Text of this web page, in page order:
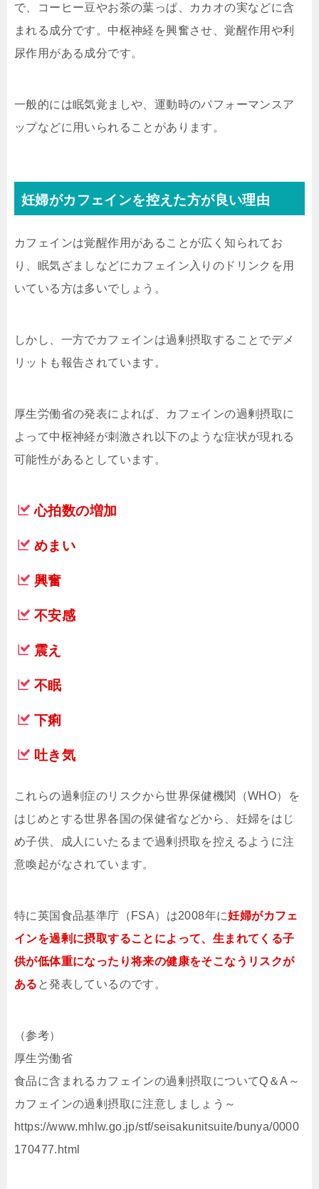
で、コーヒー豆やお茶の葉っぱ、カカオの実などに含
まれる成分です。中枢神経を興奮させ、覚醒作用や利
尿作用がある成分です。
一般的には眠気覚ましや、運動時のパフォーマンスア
ップなどに用いられることがあります。
妊婦がカフェインを控えた方が良い理由
カフェインは覚醒作用があることが広く知られてお
り、眠気ざましなどにカフェイン入りのドリンクを用
いている方は多いでしょう。
しかし、一方でカフェインは過剰摂取することでデメ
リットも報告されています。
厚生労働省の発表によれば、カフェインの過剰摂取に
よって中枢神経が刺激され以下のような症状が現れる
可能性があるとしています。
心拍数の増加
めまい
興奮
不安感
震え
不眠
下痢
吐き気
これらの過剰症のリスクから世界保健機関（WHO）を
はじめとする世界各国の保健省などから、妊婦をはじ
め子供、成人にいたるまで過剰摂取を控えるように注
意喚起がなされています。
特に英国食品基準庁（FSA）は2008年に妊婦がカフェ
インを過剰に摂取することによって、生まれてくる子
供が低体重になったり将来の健康をそこなうリスクが
ある と発表しているのです。
（参考）
厚生労働省
食品に含まれるカフェインの過剰摂取についてQ＆A～
カフェインの過剰摂取に注意しましょう～
https://www.mhlw.go.jp/stf/seisakunitsuite/bunya/0000
170477.html